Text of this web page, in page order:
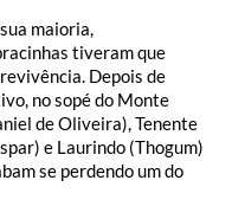
maioria,
tiveram que
Depois de
no sopé do Monte
de Oliveira), Tenente
e Laurindo (Thogum)
se perdendo um do